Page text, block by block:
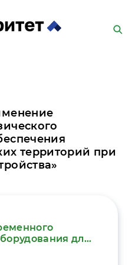
территорий при
для
при